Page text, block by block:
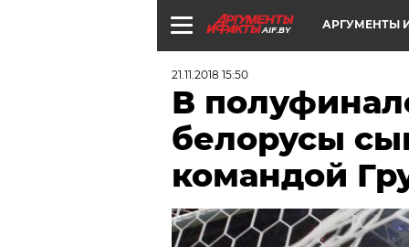
AIF.BY АРГУМЕНТЫ
21.11.2018 15:50
В
белорусы
командой